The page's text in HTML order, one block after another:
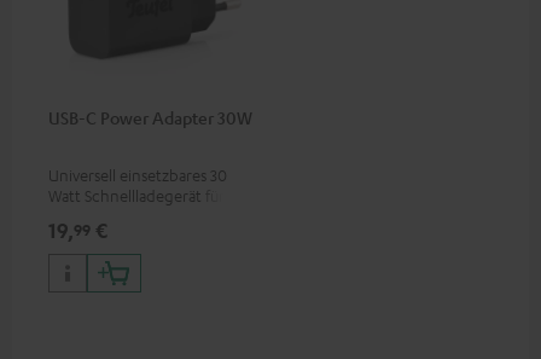
USB-C Power Adapter 30W
Universell einsetzbares 30
Watt Schnellladegerät für
Apple iPhones, Android
Smartphones, Tablets und
Geräte mit USB-C-Anschluss
19,99 €